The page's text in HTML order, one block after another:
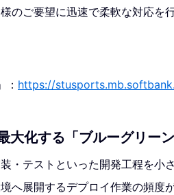
のご要望に迅速で柔軟な対応を
https://
大化する「ブルーグリー
・テストといった開発工程を小
へ展開するデプロイ作業の頻度